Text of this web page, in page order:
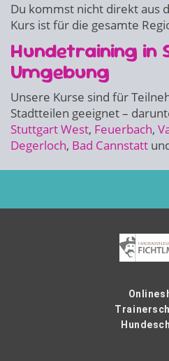
Du kommst nicht direkt aus
Kurs ist für die gesamte
Hundetraining
Umgebung
Unsere Kurse sind für
Stadtteilen geeignet –
Stuttgart West, Feuerbach,
Degerloch, Bad Cannstatt